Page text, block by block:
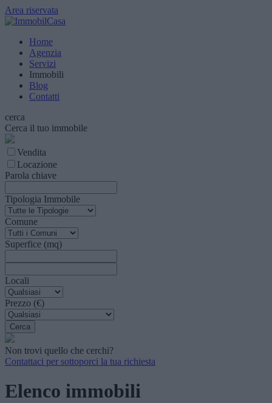
Area riservata
Home
Agenzia
Servizi
Immobili
Blog
Contatti
cerca
Cerca il tuo immobile
Vendita
Locazione
Parola chiave
Tipologia Immobile
Comune
Superfice (mq)
Locali
Prezzo (€)
Non trovi quello che cerchi?
Contattaci per sottoporci la tua richiesta
Elenco immobili